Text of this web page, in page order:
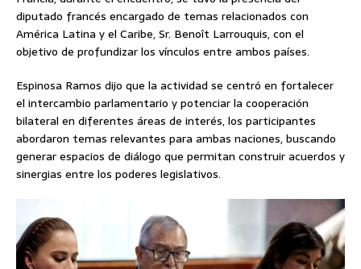
diputado francés encargado de temas relacionados con
América Latina y el Caribe, Sr. Benoît Larrouquis, con el
objetivo de profundizar los vínculos entre ambos países.
Espinosa Ramos dijo que la actividad se centró en fortalecer
el intercambio parlamentario y potenciar la cooperación
bilateral en diferentes áreas de interés, los participantes
abordaron temas relevantes para ambas naciones, buscando
generar espacios de diálogo que permitan construir acuerdos y
sinergias entre los poderes legislativos.